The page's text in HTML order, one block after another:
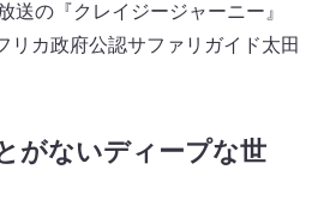
送の『クレイジージャーニー』
リカ政府公認サファリガイド太田
がないディープな世